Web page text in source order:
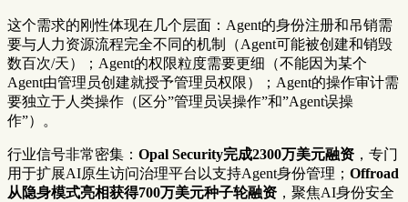
这个需求的刚性体现在几个层面：Agent的身份注册和吊销需
要与人力资源流程完全不同的机制（Agent可能被创建和销毁
数百次/天）；Agent的权限粒度需要更细（不能因为某个
Agent由管理员创建就授予管理员权限）；Agent的操作审计需
要独立于人类操作（区分”管理员误操作”和”Agent误操
作”）。
行业信号非常密集： Opal Security完成2300万美元融资 ，专门
用于扩展AI原生访问治理平台以支持Agent身份管理； Offroad
从隐身模式亮相获得700万美元种子轮融资 ，聚焦AI身份安全